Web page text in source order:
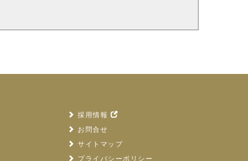
採用情報
お問合せ
サイトマップ
プライバシーポリシー